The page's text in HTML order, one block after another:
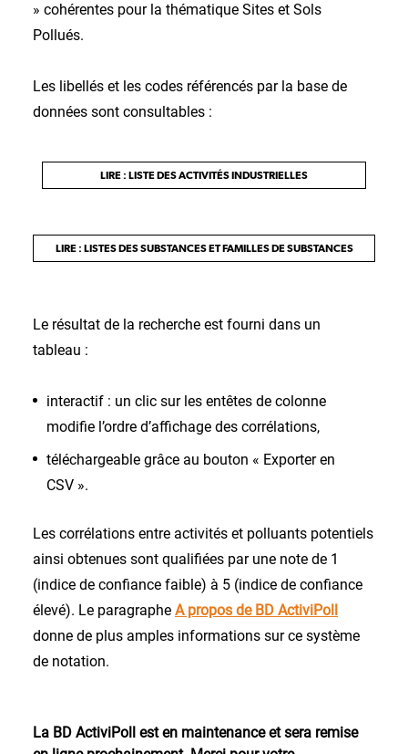
» cohérentes pour la thématique Sites et Sols
Pollués.
Les libellés et les codes référencés par la base de
données sont consultables :
LIRE : LISTE DES ACTIVITÉS INDUSTRIELLES
LIRE : LISTES DES SUBSTANCES ET FAMILLES DE SUBSTANCES
Le résultat de la recherche est fourni dans un
tableau :
interactif : un clic sur les entêtes de colonne
modifie l’ordre d’affichage des corrélations,
téléchargeable grâce au bouton « Exporter en
CSV ».
Les corrélations entre activités et polluants potentiels
ainsi obtenues sont qualifiées par une note de 1
(indice de confiance faible) à 5 (indice de confiance
élevé). Le paragraphe A propos de BD ActiviPoll
donne de plus amples informations sur ce système
de notation.
La BD ActiviPoll est en maintenance et sera remise